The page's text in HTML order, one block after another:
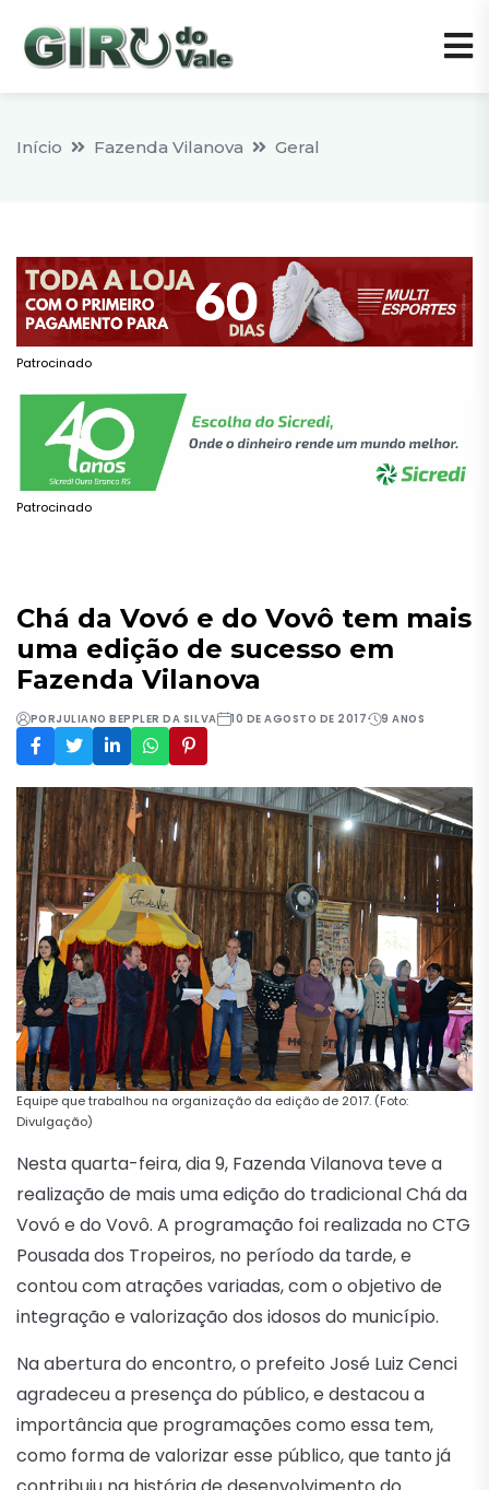
Início Fazenda Vilanova Geral
Patrocinado
Patrocinado
Chá da Vovó e do Vovô tem mais
uma edição de sucesso em
Fazenda Vilanova
PORJULIANO BEPPLER DA SILVA 10 DE AGOSTO DE 2017 9 ANOS
Equipe que trabalhou na organização da edição de 2017. (Foto:
Divulgação)
Nesta quarta-feira, dia 9, Fazenda Vilanova teve a
realização de mais uma edição do tradicional Chá da
Vovó e do Vovô. A programação foi realizada no CTG
Pousada dos Tropeiros, no período da tarde, e
contou com atrações variadas, com o objetivo de
integração e valorização dos idosos do município.
Na abertura do encontro, o prefeito José Luiz Cenci
agradeceu a presença do público, e destacou a
importância que programações como essa tem,
como forma de valorizar esse público, que tanto já